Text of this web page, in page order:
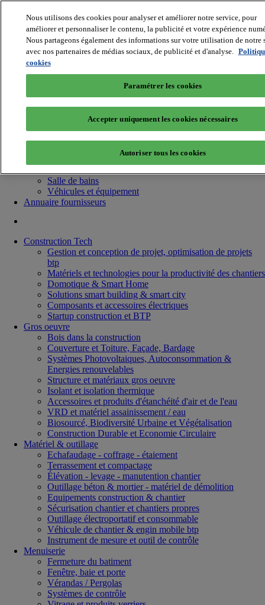
Batiradio
Construction Tech, IT, start-up
Génie climatique
Gros œuvre, structure et enveloppe
Salle de bains
Véhicules et équipement
Annuaire fournisseurs
Construction Tech
Gestion et conception de projet, optimisation de projets
btp
Matériels et technologies pour la productivité des chantiers
Domotique & Smart Home
Solutions smart building & smart city
Composants et accessoires électriques
Startup construction et BTP
Gros oeuvre
Bois dans la construction
Couverture et Toiture, Façade, Bardage
Systèmes Photovoltaiques, Autoconsommation &
Energies renouvelables
Structure et matériaux gros oeuvre
Isolant et isolation thermique
Accessoires et produits d'étanchéité d'air et de l'eau
VRD et matériel assainissement / eau
Biosourcé, Biodiversité Urbaine et Végétalisation
Construction Durable et Economie Circulaire
Matériel & outillage
Echafaudage - coffrage - étaiement
Terrassement et compactage
Élévation - levage - manutention chantier
Outillage béton & mortier - matériel de démolition
Equipements construction & chantier
Sécurisation chantier et chantiers propres
Outillage électroportatif et consommable
Véhicule de chantier & engin mobile btp
Instrument de mesure et outil de contrôle
Menuiserie
Fermeture du batiment
Fenêtre, baie et porte
Vérandas / Pergolas
Systèmes de contrôle
Nous utilisons des cookies pour analyser et améliorer notre service, pour
améliorer et personnaliser le contenu, la publicité et votre expérience
Nous partageons également des informations sur votre utilisation de notre
avec nos partenaires de médias sociaux, de publicité et d'analyse.
cookies
Paramétrer les cookies
Accepter uniquement les cookies nécessaires
Autoriser tous les cookies